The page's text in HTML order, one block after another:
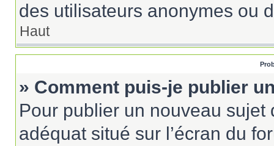
des utilisateurs anonymes ou
Haut
» Comment puis-je publier
Pour publier un nouveau
adéquat situé sur l’écran du